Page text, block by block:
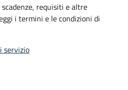
requisiti e altre
i termini e le condizioni di
servizio